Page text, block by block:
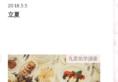
2018.5.5
立夏
九星気学講座